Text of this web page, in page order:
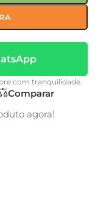
com tranquilidade.
Comparar
agora!